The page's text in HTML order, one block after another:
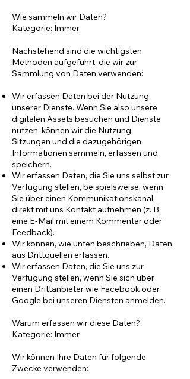
Wie sammeln wir Daten?
Kategorie: Immer
Nachstehend sind die wichtigsten
Methoden aufgeführt, die wir zur
Sammlung von Daten verwenden:
Wir erfassen Daten bei der Nutzung
unserer Dienste. Wenn Sie also unsere
digitalen Assets besuchen und Dienste
nutzen, können wir die Nutzung,
Sitzungen und die dazugehörigen
Informationen sammeln, erfassen und
speichern.
Wir erfassen Daten, die Sie uns selbst zur
Verfügung stellen, beispielsweise, wenn
Sie über einen Kommunikationskanal
direkt mit uns Kontakt aufnehmen (z. B.
eine E-Mail mit einem Kommentar oder
Feedback).
Wir können, wie unten beschrieben, Daten
aus Drittquellen erfassen.
Wir erfassen Daten, die Sie uns zur
Verfügung stellen, wenn Sie sich über
einen Drittanbieter wie Facebook oder
Google bei unseren Diensten anmelden.
Warum erfassen wir diese Daten?
Kategorie: Immer
Wir können Ihre Daten für folgende
Zwecke verwenden: